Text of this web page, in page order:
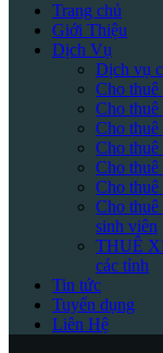
Trang chủ
Giới Thiệu
Dịch Vụ
Dịch vụ
Cho thuê
Cho thuê
Cho thuê
Cho thuê
Cho thuê
Cho
Cho thuê
sinh viên
THUÊ
các tỉnh
Tin tức
Tuyển dụng
Liên Hệ